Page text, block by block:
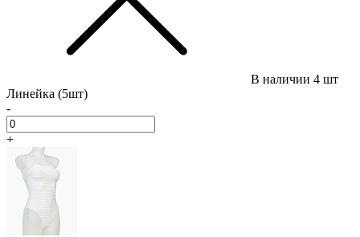
В наличии 4 шт
Линейка (5шт)
-
+